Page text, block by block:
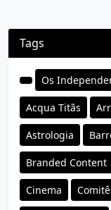
Tags
Os
Acqua Titãs
Astrologia
Branded Content
Cinema